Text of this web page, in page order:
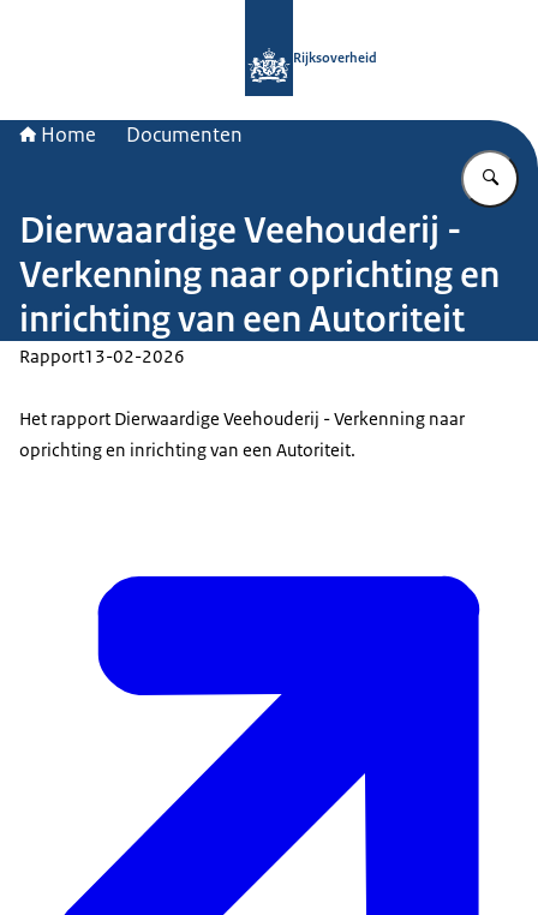
Rijksoverheid
Home Documenten
Dierwaardige Veehouderij -
Verkenning naar oprichting en
inrichting van een Autoriteit
Rapport13-02-2026
Het rapport Dierwaardige Veehouderij - Verkenning naar
oprichting en inrichting van een Autoriteit.